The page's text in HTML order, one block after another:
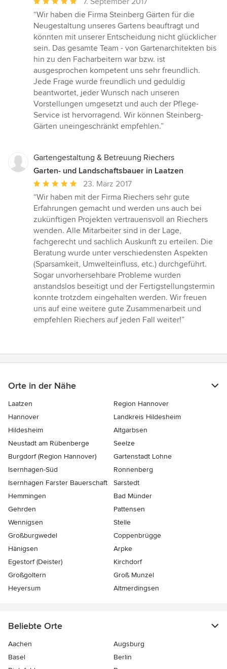
Bewertung:
5
von
5
Sternen
“Wir haben die Firma Steinberg Gärten für die
Neugestaltung unseres Gartens beauftragt und
könnten mit unserer Entscheidung nicht glücklicher
sein. Das gesamte Team - von Gartenarchitekten bis
hin zu den Facharbeitern war bzw. ist
ausgesprochen kompetent uns sehr freundlich.
Jede Frage wurde freundlich und geduldig
beantwortet, jeder Wunsch nach unseren
Vorstellungen umgesetzt und auch der Pflege-
Service ist hervorragend. Wir können Steinberg-
Gärten uneingeschränkt empfehlen.”
Gartengestaltung & Betreuung Riechers
Garten- und Landschaftsbauer in Laatzen
Durchschnittliche
Bewertung:
5
von
5
Sternen
23. März 2017
“Wir haben mit der Firma Riechers sehr gute
Erfahrungen gemacht und werden uns auch bei
zukünftigen Projekten vertrauensvoll an Riechers
wenden. Alle Mitarbeiter sind in der Lage,
fachgerecht und sachlich Auskunft zu erteilen. Die
Beratung wurde unter verschiedensten Aspekten
(Sparsamkeit, Umwelteinfluss, etc.) durchgeführt.
Sogar unvorhersehbare Probleme wurden
anstandslos beseitigt und der Fertigstellungstermin
konnte trotzdem eingehalten werden. Wir freuen
uns auf eine weitere gute Zusammenarbeit und
empfehlen Riechers auf jeden Fall weiter!”
Orte in der Nähe
Laatzen
Region Hannover
Hannover
Landkreis Hildesheim
Hildesheim
Altgarbsen
Neustadt am Rübenberge
Seelze
Burgdorf (Region Hannover)
Gartenstadt Lohne
Isernhagen-Süd
Ronnenberg
Isernhagen Farster Bauerschaft
Sarstedt
Hemmingen
Bad Münder
Gehrden
Pattensen
Wennigsen
Stelle
Großburgwedel
Coppenbrügge
Hänigsen
Arpke
Egestorf (Deister)
Kirchdorf
Großgoltern
Groß Munzel
Heyersum
Altmerdingsen
Beliebte Orte
Aachen
Augsburg
Basel
Berlin